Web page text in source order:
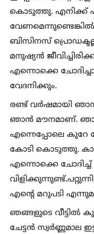
കൊടുത്തു. എനിക്ക്
ബിസിനസ്
മനുഷ്യന്‍
എന്നൊക്കെ
വേദനിക്കും.
രണ്ട് വര്‍ഷമായി ഞാന്‍
ഞാന്‍ മൗനമാണ്. ഞാന്‍
എന്നെപ്പോലെ കുറേ
കോടി കൊടുത്തു.
എന്നൊക്കെ
എന്റെ മറുപടി
ഞങ്ങളുടെ വീട്ടില്‍
ചേട്ടന്‍ സ്വര്‍ണ്ണമാല